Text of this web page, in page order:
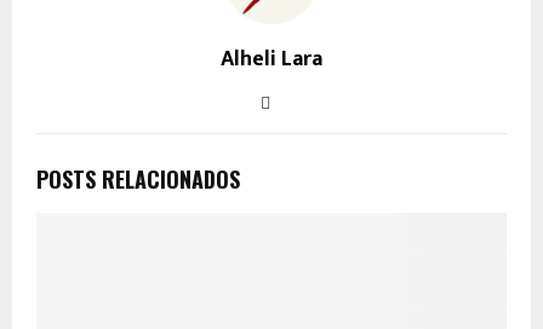
Alheli Lara
POSTS RELACIONADOS